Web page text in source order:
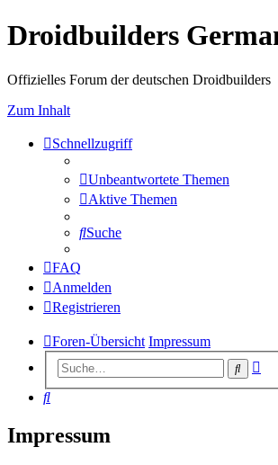
Droidbuilders
Offizielles Forum der deutschen Droidbuilders
Zum Inhalt
Schnellzugriff
Unbeantwortete Themen
Aktive Themen
Suche
FAQ
Anmelden
Registrieren
Foren-Übersicht Impressum
Suche
Suche
Impressum